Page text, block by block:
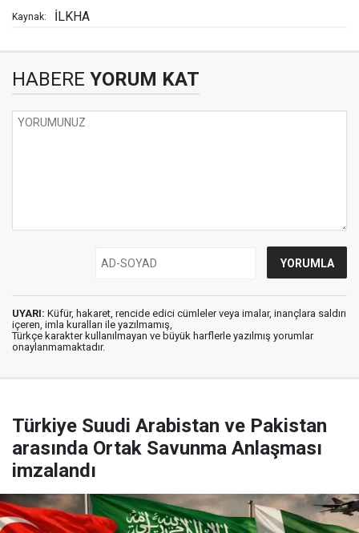
Kaynak: İLKHA
HABERE YORUM KAT
UYARI: Küfür, hakaret, rencide edici cümleler veya imalar, inançlara saldırı
içeren, imla kuralları ile yazılmamış,
Türkçe karakter kullanılmayan ve büyük harflerle yazılmış yorumlar
onaylanmamaktadır.
Türkiye Suudi Arabistan ve Pakistan
arasında Ortak Savunma Anlaşması
imzalandı